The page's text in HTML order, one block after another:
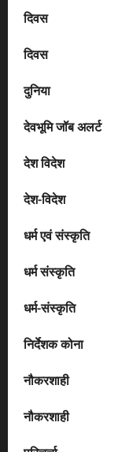
दिवस
दिवस
दुनिया
देवभूमि जॉब अलर्ट
देश विदेश
देश-विदेश
धर्म एवं संस्कृति
धर्म संस्कृति
धर्म-संस्कृति
निर्देशक कोना
नौकरशाही
नौकरशाही